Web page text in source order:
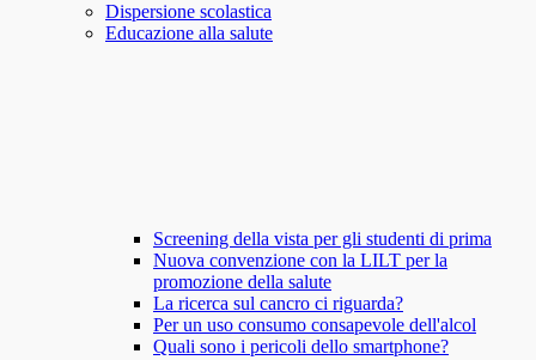
Dispersione scolastica
Educazione alla salute
Screening della vista per gli studenti di prima
Nuova convenzione con la LILT per la
promozione della salute
La ricerca sul cancro ci riguarda?
Per un uso consumo consapevole dell'alcol
Quali sono i pericoli dello smartphone?